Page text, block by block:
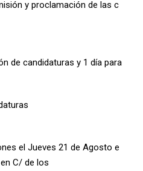
y proclamación de las c
de candidaturas y 1 día para
el Jueves 21 de Agosto e
C/ de los